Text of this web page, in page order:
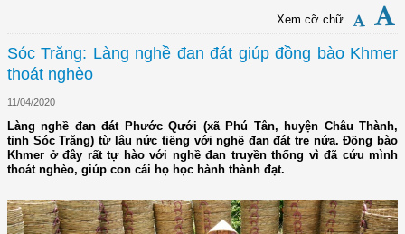
Xem cỡ chữ
Sóc Trăng: Làng nghề đan đát giúp đồng bào Khmer
thoát nghèo
11/04/2020
Làng nghề đan đát Phước Qưới (xã Phú Tân, huyện Châu Thành,
tỉnh Sóc Trăng) từ lâu nức tiếng với nghề đan đát tre nứa. Đồng bào
Khmer ở đây rất tự hào với nghề đan truyền thống vì đã cứu mình
thoát nghèo, giúp con cái họ học hành thành đạt.